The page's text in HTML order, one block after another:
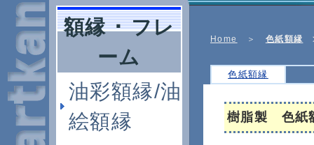
Home ＞ 色紙額縁
色紙額縁
樹脂製 色紙
額縁 ･ フレ
ーム
油彩額縁/油
絵額縁